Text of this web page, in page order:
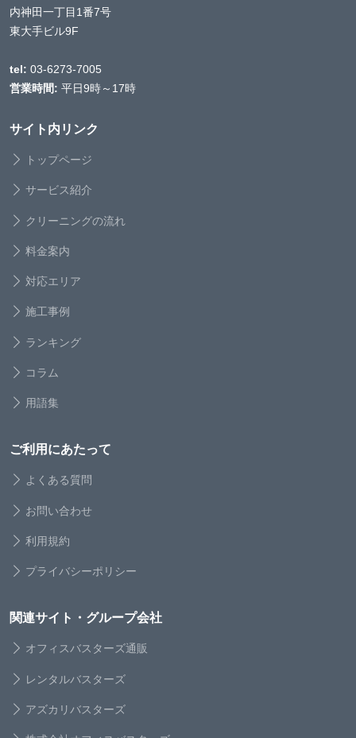
内神田一丁目1番7号
東大手ビル9F
tel: 03-6273-7005
営業時間: 平日9時～17時
サイト内リンク
トップページ
サービス紹介
クリーニングの流れ
料金案内
対応エリア
施工事例
ランキング
コラム
用語集
ご利用にあたって
よくある質問
お問い合わせ
利用規約
プライバシーポリシー
関連サイト・グループ会社
オフィスバスターズ通販
レンタルバスターズ
アズカリバスターズ